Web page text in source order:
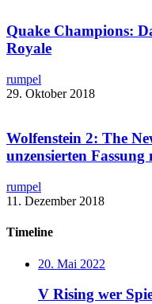
Quake Champions:
Royale​
rumpel
29. Oktober 2018
Wolfenstein 2: The
unzensierten Fassung
rumpel
11. Dezember 2018
Timeline
20. Mai 2022
V Rising wer